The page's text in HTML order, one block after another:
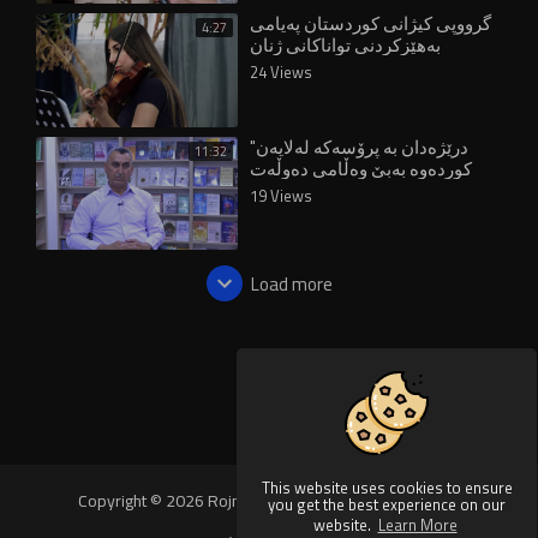
This website uses cookies to ensure
you get the best experience on our
website. Learn More
4:27 گرووپی کیژانی کوردستان پەیامی
بەهێزکردنی تواناکانی ژنان
دەگەیەنێت
24 Views
11:32 "درێژەدان بە پرۆسەکە لەلایەن
کوردەوە بەبێ وەڵامی دەوڵەت
قورسە"
19 Views
Load more
Copyright © 2026 Rojnews Video. All rights reserved.